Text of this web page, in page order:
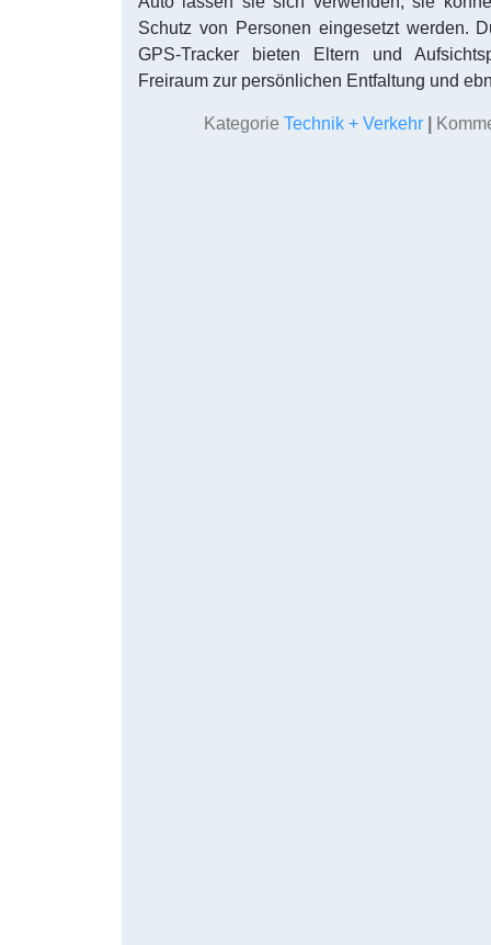
Schutz von Personen eingesetzt werden.
GPS-Tracker bieten Eltern und
Freiraum zur persönlichen Entfaltung und
Kategorie Technik + Verkehr |